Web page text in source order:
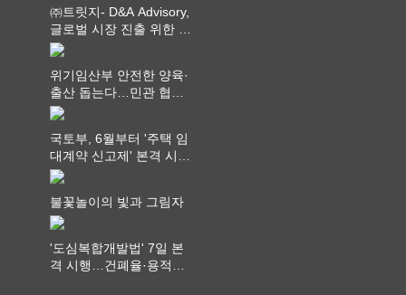
㈜트릿지- D&A Advisory,
글로벌 시장 진출 위한 전
략적 업무협약 체결
위기임산부 안전한 양육·
출산 돕는다…민관 협력
체계 구축
국토부, 6월부터 '주택 임
대계약 신고제' 본격 시
행…실거래가 투명화 기
불꽃놀이의 빛과 그림자
'도심복합개발법' 7일 본
격 시행…건폐율·용적률